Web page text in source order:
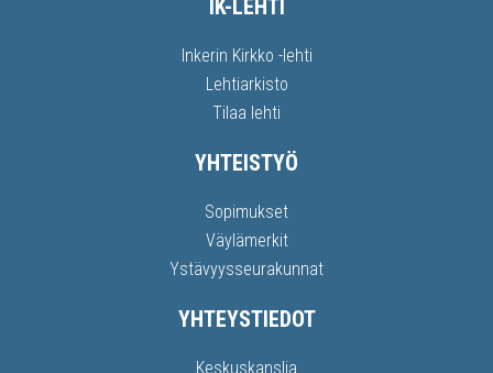
IK-LEHTI
Inkerin Kirkko -lehti
Lehtiarkisto
Tilaa lehti
YHTEISTYÖ
Sopimukset
Väylämerkit
Ystävyysseurakunnat
YHTEYSTIEDOT
Keskuskanslia